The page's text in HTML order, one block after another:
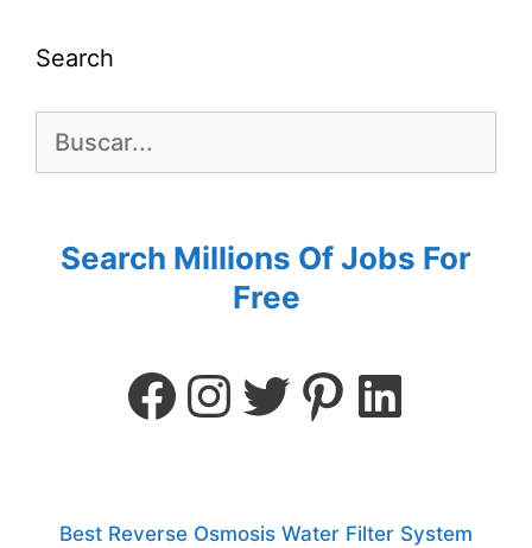
Search
Search Millions Of Jobs For
Free
Best Reverse Osmosis Water Filter System